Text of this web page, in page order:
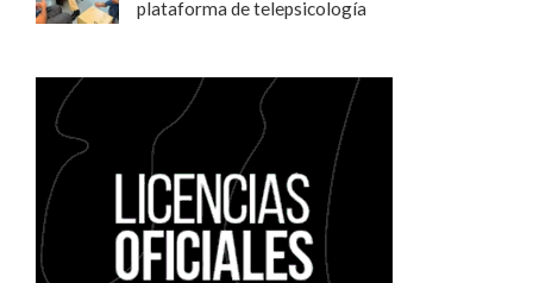
plataforma de telepsicología